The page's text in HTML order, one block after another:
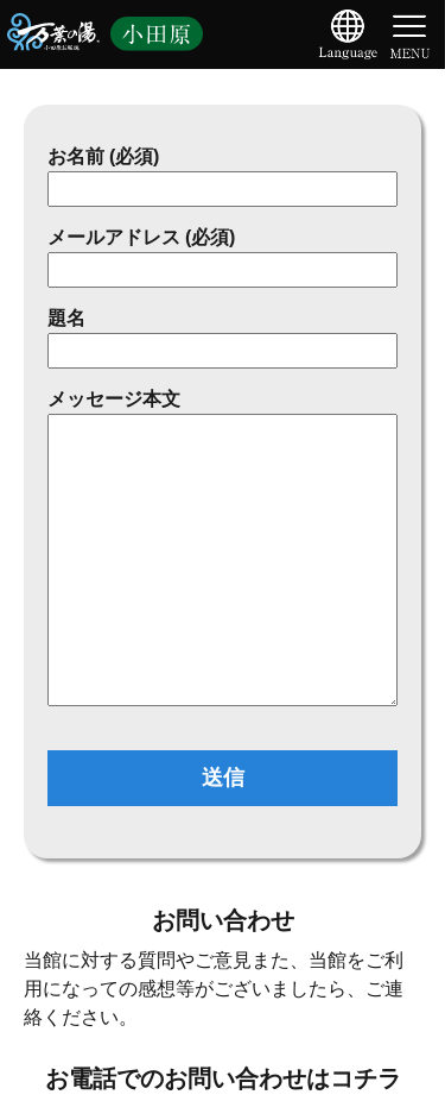
お名前 (必須)
メールアドレス (必須)
題名
メッセージ本文
お問い合わせ
当館に対する質問やご意見また、当館をご利
用になっての感想等がございましたら、ご連
絡ください。
お電話でのお問い合わせはコチラ